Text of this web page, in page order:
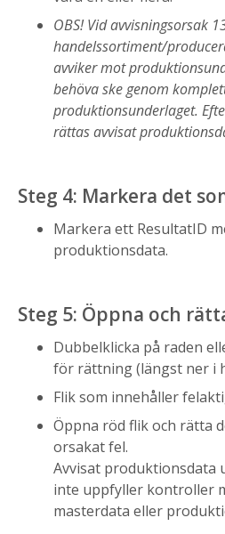
OBS! Vid avvisningsorsak
handelssortiment/
avviker mot
behöva ske genom
produktionsunderlaget.
rättas avvisat
Steg 4: Markera det
Markera ett ResultatID
produktionsdata.
Steg 5: Öppna och
Dubbelklicka på raden
för rättning (längst ner i
Flik som innehåller
Öppna röd flik och rätta
orsakat fel.
Avvisat produktionsdata
inte uppfyller kontroller
masterdata eller